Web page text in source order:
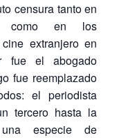
censura tanto en
como en los
extranjero en
fue el abogado
fue reemplazado
el periodista
tercero hasta la
especie de